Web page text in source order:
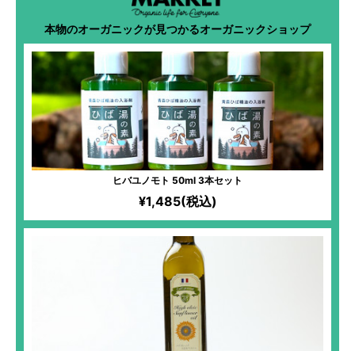
本物のオーガニックが見つかるオーガニックショップ
ヒバユノモト 50ml 3本セット
¥1,485(税込)